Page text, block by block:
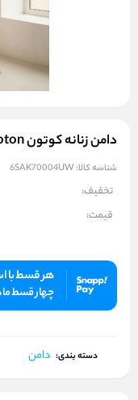
دامن زنانه کوتون Koton کد 6SAK70004UW
شناسه کالا: 6SAK70004UW
تخفیف:
قیمت:
هر قسط با
چهار قسط
دسته بندی: دامن